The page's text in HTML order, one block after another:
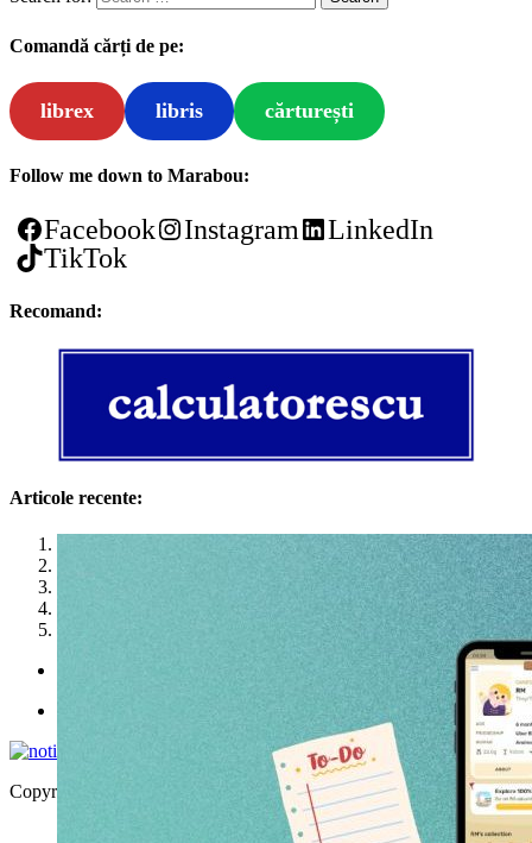
Comandă cărți de pe:
librex libris cărturești
Follow me down to Marabou:
Facebook Instagram
LinkedIn
TikTok
Recomand:
Articole recente:
Politica de utilizare cookies
Copyright © 2026 | WordPress Theme byMH Themes